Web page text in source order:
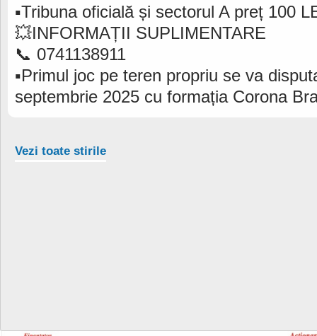
▪️Tribuna oficială și sectorul A preț 100
💥INFORMAȚII SUPLIMENTARE
📞 0741138911
▪️Primul joc pe teren propriu se va
septembrie 2025 cu formația Corona
Vezi toate stirile